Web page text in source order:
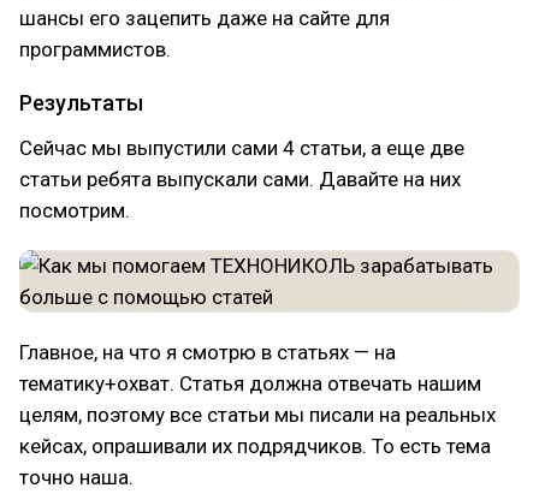
шансы его зацепить даже на сайте для
программистов.
Результаты
Сейчас мы выпустили сами 4 статьи, а еще две
статьи ребята выпускали сами. Давайте на них
посмотрим.
Главное, на что я смотрю в статьях — на
тематику+охват. Статья должна отвечать нашим
целям, поэтому все статьи мы писали на реальных
кейсах, опрашивали их подрядчиков. То есть тема
точно наша.